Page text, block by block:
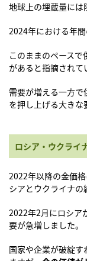
地球上の埋蔵量には
2024年における年
このままのペース
があると指摘されて
需要が増える一方
を押し上げる大きな
ロシア・ウクライ
2022年以降の金価
シアとウクライナの
2022年2月にロシア
要が急増しました。
国家や企業が破綻す